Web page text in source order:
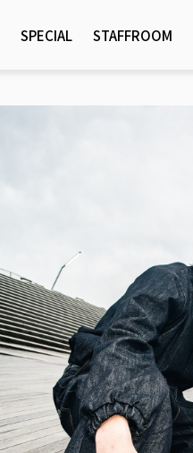
SPECIAL STAFFROOM